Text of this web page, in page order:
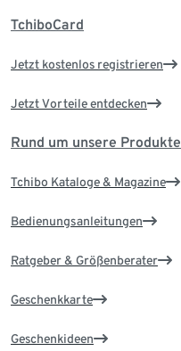
TchiboCard
Jetzt kostenlos registrieren
Jetzt Vorteile entdecken
Rund um unsere Produkte
Tchibo Kataloge & Magazine
Bedienungsanleitungen
Ratgeber & Größenberater
Geschenkkarte
Geschenkideen